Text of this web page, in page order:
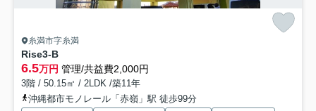
糸満市字糸満
Rise3-B
6.5万円 管理/共益費2,000円
3階 / 50.15㎡ / 2LDK /築11年
沖縄都市モノレール「赤嶺」駅 徒歩99分